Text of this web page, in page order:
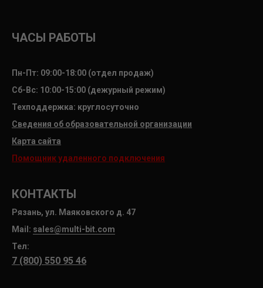
ЧАСЫ РАБОТЫ
Пн-Пт: 09:00-18:00 (отдел продаж)
Сб-Вс: 10:00-15:00 (дежурный режим)
Техподдержка: круглосуточно
Сведения об образовательной организации
Карта сайта
Помощник удаленного подключения
КОНТАКТЫ
Рязань, ул. Маяковского д. 47
Mail: sales@multi-bit.com
Тел:
7 (800) 550 95 46